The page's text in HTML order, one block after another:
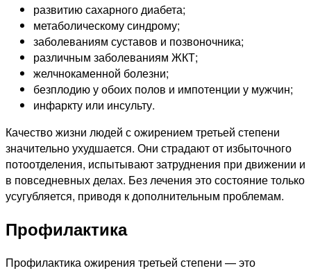
развитию сахарного диабета;
метаболическому синдрому;
заболеваниям суставов и позвоночника;
различным заболеваниям ЖКТ;
желчнокаменной болезни;
безплодию у обоих полов и импотенции у мужчин;
инфаркту или инсульту.
Качество жизни людей с ожирением третьей степени
значительно ухудшается. Они страдают от избыточного
потоотделения, испытывают затруднения при движении и
в повседневных делах. Без лечения это состояние только
усугубляется, приводя к дополнительным проблемам.
Профилактика
Профилактика ожирения третьей степени — это